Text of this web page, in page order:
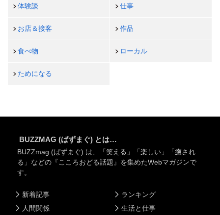
体験談 仕事
お店＆接客 作品
食べ物 ローカル
ためになる
BUZZMAG (ばずまぐ) とは…
BUZZmag (ばずまぐ) は、「笑える」「楽しい」「癒され
る」などの『こころおどる話題』を集めたWebマガジンで
す。
新着記事
人間関係
ランキング
生活と仕事